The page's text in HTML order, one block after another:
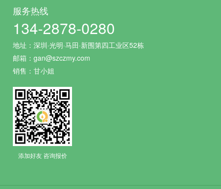
服务热线
134-2878-0280
地址：深圳·光明·马田·新围第四工业区52栋
邮箱：gan@szczmy.com
销售：甘小姐
添加好友 咨询报价